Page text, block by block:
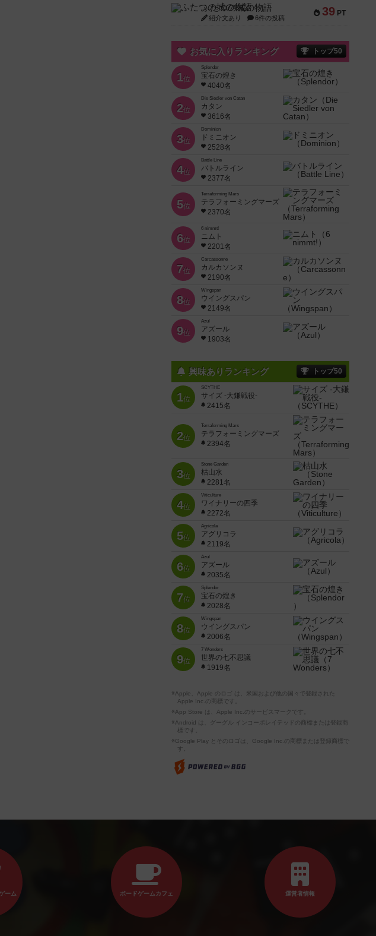
39 PT
ふたつの城の物語
紹介文あり 6件の投稿
お気に入りランキング トップ50
1位
Splendor
宝石の煌き
4040名
2位
Die Siedler von Catan
カタン
3616名
3位
Dominion
ドミニオン
2528名
4位
Battle Line
バトルライン
2377名
5位
Terraforming Mars
テラフォーミングマーズ
2370名
6位
6 nimmt!
ニムト
2201名
7位
Carcassonne
カルカソンヌ
2190名
8位
Wingspan
ウイングスパン
2149名
9位
Azul
アズール
1903名
興味ありランキング トップ50
1位
SCYTHE
サイズ -大鎌戦役-
2415名
2位
Terraforming Mars
テラフォーミングマーズ
2394名
3位
Stone Garden
枯山水
2281名
4位
Viticulture
ワイナリーの四季
2272名
5位
Agricola
アグリコラ
2119名
6位
Azul
アズール
2035名
7位
Splendor
宝石の煌き
2028名
8位
Wingspan
ウイングスパン
2006名
9位
7 Wonders
世界の七不思議
1919名
※Apple、Apple のロゴ は、米国および他の国々で登録された
Apple Inc.の商標です。
※App Store は、Apple Inc.のサービスマークです。
※Android は、グーグル インコーポレイテッドの商標または登録商
標です。
※Google Play とそのロゴは、Google Inc.の商標または登録商標で
す。
ーム ボードゲームカフェ 運営者情報